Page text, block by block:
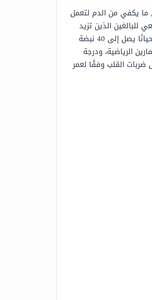
ما يكفي من الدم لتعمل
الذين تزيد
أعمارهم عن 10 سنوات حوالي 60-100 نبضة في الدقيقة، بينما يكون معدل ضربات القلب الطبيعي للرياضيين أقل من 60 نبضة في الدقيقة وأحيانًا يصل إلى 40 نبضة
الرياضية، ودرجة
القلب وفقًا لعمر